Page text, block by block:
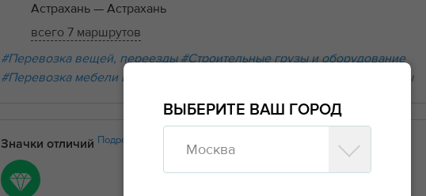
Астрахань— Астрахань
всего 7 маршрутов
#Перевозка вещей, переезды #Строительные грузы и оборудование
#Перевозка мебели и бытовой техники
#Прочие грузы
Значки отличий Подробнее
ВЫБЕРИТЕ ВАШ ГОРОД
Москва